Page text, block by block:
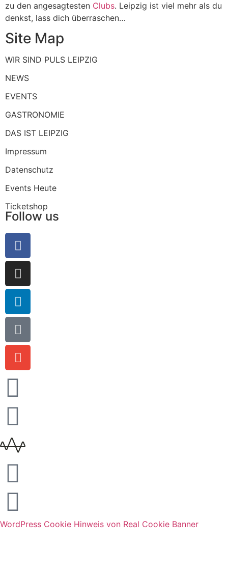
zu den angesagtesten Clubs. Leipzig ist viel mehr als du
denkst, lass dich überraschen…
Site Map
WIR SIND PULS LEIPZIG
NEWS
EVENTS
GASTRONOMIE
DAS IST LEIPZIG
Impressum
Datenschutz
Events Heute
Ticketshop
Follow us
WordPress Cookie Hinweis von Real Cookie Banner